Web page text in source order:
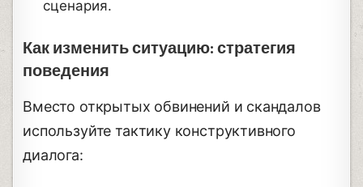
сценария.
Как изменить ситуацию: стратегия
поведения
Вместо открытых обвинений и скандалов
используйте тактику конструктивного
диалога: